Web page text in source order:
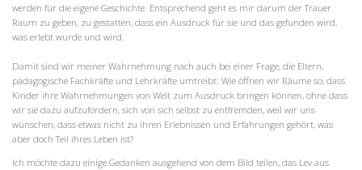
werden für die eigene Geschichte. Entsprechend geht es mir darum der Trauer
Raum zu geben, zu gestatten, dass ein Ausdruck für sie und das gefunden wird,
was erlebt wurde und wird.
Damit sind wir meiner Wahrnehmung nach auch bei einer Frage, die Eltern,
pädagogische Fachkräfte und Lehrkräfte umtreibt: Wie öffnen wir Räume so, dass
Kinder ihre Wahrnehmungen von Welt zum Ausdruck bringen können, ohne dass
wir sie dazu aufzufordern, sich von sich selbst zu entfremden, weil wir uns
wünschen, dass etwas nicht zu ihren Erlebnissen und Erfahrungen gehört, was
aber doch Teil ihres Leben ist?
Ich möchte dazu einige Gedanken ausgehend von dem Bild teilen, das Lev aus